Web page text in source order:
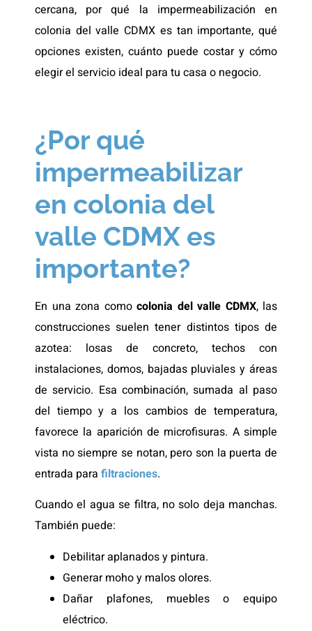
cercana, por qué la impermeabilización en
colonia del valle CDMX es tan importante, qué
opciones existen, cuánto puede costar y cómo
elegir el servicio ideal para tu casa o negocio.
¿Por qué
impermeabilizar
en colonia del
valle CDMX es
importante?
En una zona como colonia del valle CDMX, las
construcciones suelen tener distintos tipos de
azotea: losas de concreto, techos con
instalaciones, domos, bajadas pluviales y áreas
de servicio. Esa combinación, sumada al paso
del tiempo y a los cambios de temperatura,
favorece la aparición de microfisuras. A simple
vista no siempre se notan, pero son la puerta de
entrada para filtraciones.
Cuando el agua se filtra, no solo deja manchas.
También puede:
Debilitar aplanados y pintura.
Generar moho y malos olores.
Dañar plafones, muebles o equipo
eléctrico.